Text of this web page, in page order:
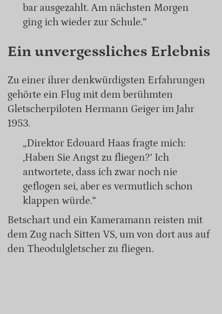
bar ausgezahlt. Am nächsten Morgen
ging ich wieder zur Schule.“
Ein unvergessliches Erlebnis
Zu einer ihrer denkwürdigsten Erfahrungen
gehörte ein Flug mit dem berühmten
Gletscherpiloten Hermann Geiger im Jahr
1953.
„Direktor Edouard Haas fragte mich:
‚Haben Sie Angst zu fliegen?‘ Ich
antwortete, dass ich zwar noch nie
geflogen sei, aber es vermutlich schon
klappen würde.“
Betschart und ein Kameramann reisten mit
dem Zug nach Sitten VS, um von dort aus auf
den Theodulgletscher zu fliegen.